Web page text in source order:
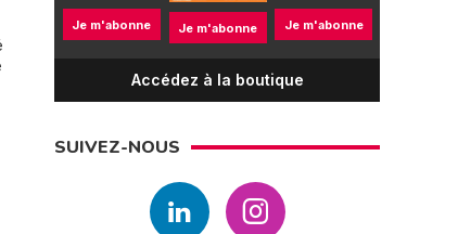
Je m'abonne Je m'abonne Je m'abonne
Accédez à la boutique
SUIVEZ-NOUS